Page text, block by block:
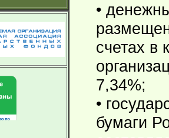
•
счетах в
7,34%;
•
бумаги